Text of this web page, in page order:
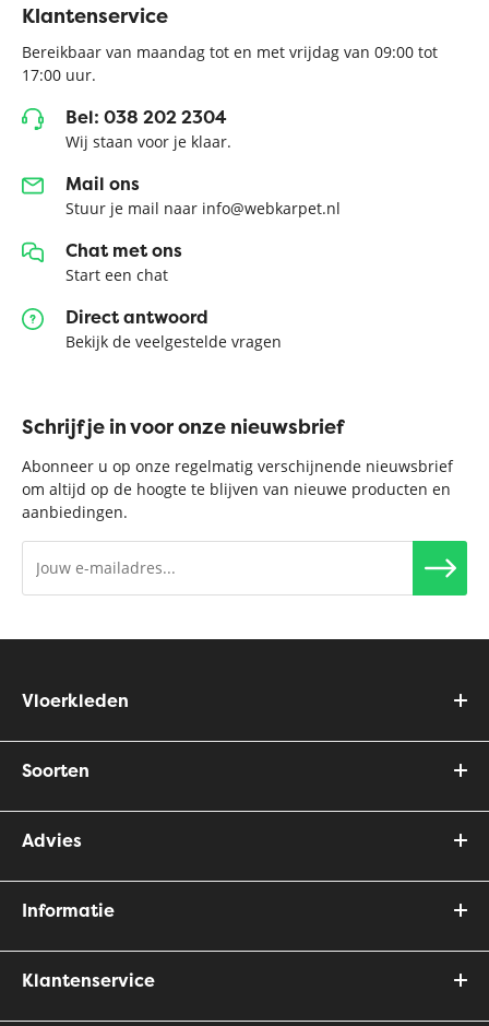
Klantenservice
Bereikbaar van maandag tot en met vrijdag van 09:00 tot
17:00 uur.
Bel: 038 202 2304
Wij staan voor je klaar.
Mail ons
Stuur je mail naar info@webkarpet.nl
Chat met ons
Start een chat
Direct antwoord
Bekijk de veelgestelde vragen
Schrijf je in voor onze nieuwsbrief
Abonneer u op onze regelmatig verschijnende nieuwsbrief
om altijd op de hoogte te blijven van nieuwe producten en
aanbiedingen.
Vloerkleden
Soorten
Advies
Informatie
Klantenservice